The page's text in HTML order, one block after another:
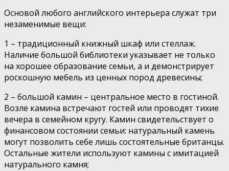
Основой любого английского интерьера служат три
незаменимые вещи:
1 – традиционный книжный шкаф или стеллаж.
Наличие большой библиотеки указывает не только
на хорошее образование семьи, а и демонстрирует
роскошную мебель из ценных пород древесины;
2 – большой камин – центральное место в гостиной.
Возле камина встречают гостей или проводят тихие
вечера в семейном кругу. Камин свидетельствует о
финансовом состоянии семьи: натуральный камень
могут позволить себе лишь состоятельные британцы.
Остальные жители используют камины с имитацией
натурального камня;